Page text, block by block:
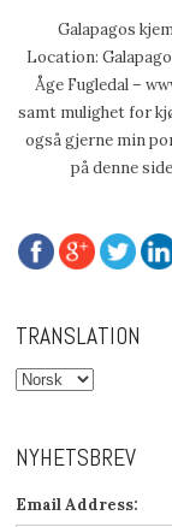
Galapagos
Location:
Åge Fugledal –
samt mulighet for
også gjerne min
på denne
TRANSLATION
NYHETSBREV
Email Address: